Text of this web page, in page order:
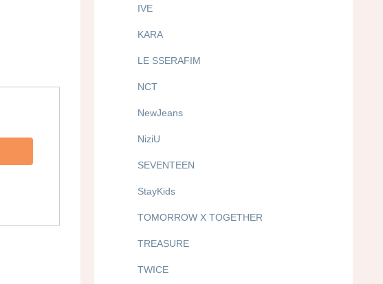
IVE
KARA
LE SSERAFIM
NCT
NewJeans
NiziU
SEVENTEEN
StayKids
TOMORROW X TOGETHER
TREASURE
TWICE